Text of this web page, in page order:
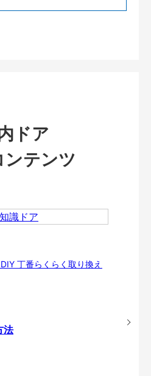
ドア
ンテンツ
法